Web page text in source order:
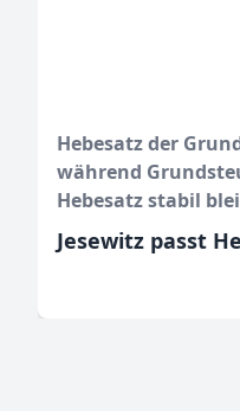
Hebesatz der
während
Hebesatz stabil
Jesewitz passt